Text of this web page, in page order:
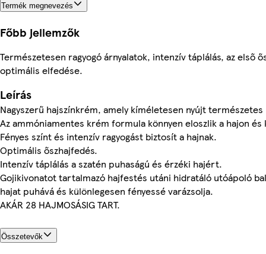
Termék megnevezés
Főbb jellemzők
Természetesen ragyogó árnyalatok, intenzív táplálás, az első
optimális elfedése.
Leírás
Nagyszerű hajszínkrém, amely kíméletesen nyújt
Az ammóniamentes krém formula könnyen eloszlik a hajon
Fényes színt és intenzív ragyogást biztosít a hajnak.
Optimális őszhajfedés.
Intenzív táplálás a szatén puhaságú és érzéki hajért.
Gojikivonatot tartalmazó hajfestés utáni hidratáló utóápoló
hajat puhává és különlegesen fényessé varázsolja.
AKÁR 28 HAJMOSÁSIG TART.
Összetevők